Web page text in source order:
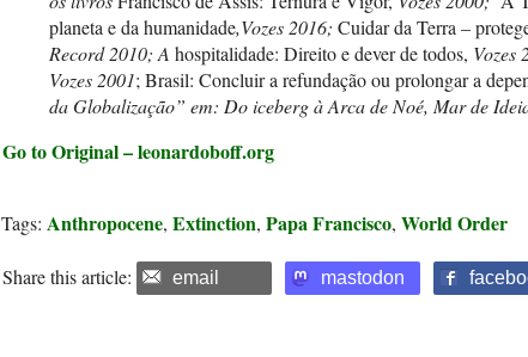
planeta e da humanidade,Vozes 2016; Cuidar da Terra –
Record 2010;A hospitalidade: Direito e dever de todos, Vozes
Vozes 2001; Brasil: Concluir a refundação ou prolongar a
da Globalização” em: Do iceberg à Arca de Noé, Mar de
Go to Original – leonardoboff.org
Tags: Anthropocene, Extinction, Papa Francisco, World Order
Share this article: email mastodon